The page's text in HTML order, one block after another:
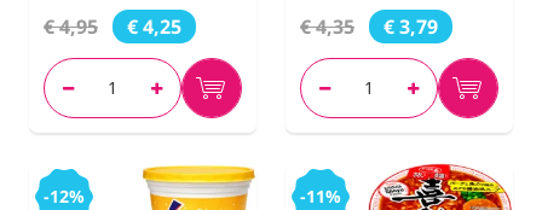
€ 4,95 € 4,25 € 4,35 € 3,79
-12% -11%